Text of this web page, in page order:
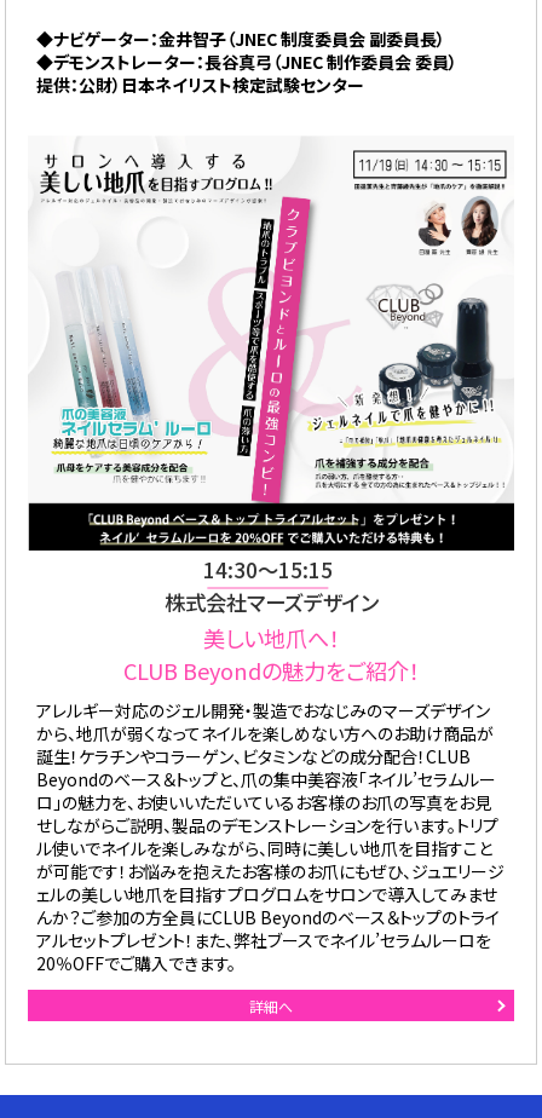
◆ナビゲーター：金井智子（JNEC 制度委員会 副委員長）
◆デモンストレーター：長谷真弓（JNEC 制作委員会 委員）
提供：公財）日本ネイリスト検定試験センター
14:30〜15:15
株式会社マーズデザイン
美しい地爪へ！
CLUB Beyondの魅力をご紹介！
アレルギー対応のジェル開発・製造でおなじみのマーズデザイン
から、地爪が弱くなってネイルを楽しめない方へのお助け商品が
誕生！ケラチンやコラーゲン、ビタミンなどの成分配合！CLUB
Beyondのベース＆トップと、爪の集中美容液「ネイル’セラムルー
ロ」の魅力を、お使いいただいているお客様のお爪の写真をお見
せしながらご説明、製品のデモンストレーションを行います。トリプ
ル使いでネイルを楽しみながら、同時に美しい地爪を目指すこと
が可能です！お悩みを抱えたお客様のお爪にもぜひ、ジュエリージ
ェルの美しい地爪を目指すプログロムをサロンで導入してみませ
んか？ご参加の方全員にCLUB Beyondのベース＆トップのトライ
アルセットプレゼント！また、弊社ブースでネイル’セラムルーロを
20％OFFでご購入できます。
詳細へ